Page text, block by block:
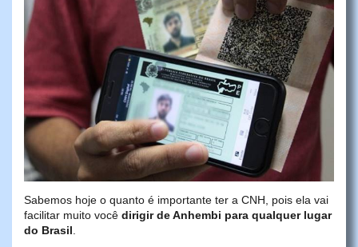
Sabemos hoje o quanto é importante ter a CNH, pois ela vai
facilitar muito você dirigir de Anhembi para qualquer lugar
do Brasil.